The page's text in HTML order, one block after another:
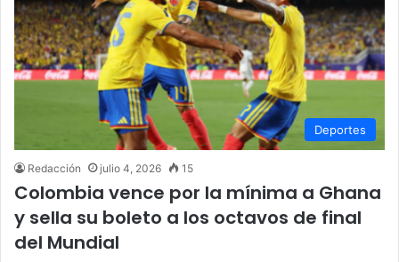
Deportes
Redacción julio 4, 2026 15
Colombia vence por la mínima a Ghana
y sella su boleto a los octavos de final
del Mundial